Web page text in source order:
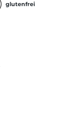
glutenfrei